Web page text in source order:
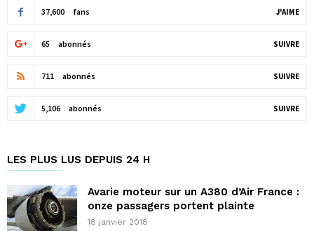
37,600 fans J'AIME
65 abonnés SUIVRE
711 abonnés SUIVRE
5,106 abonnés SUIVRE
LES PLUS LUS DEPUIS 24 H
Avarie moteur sur un A380 d’Air France :
onze passagers portent plainte
18 janvier 2018